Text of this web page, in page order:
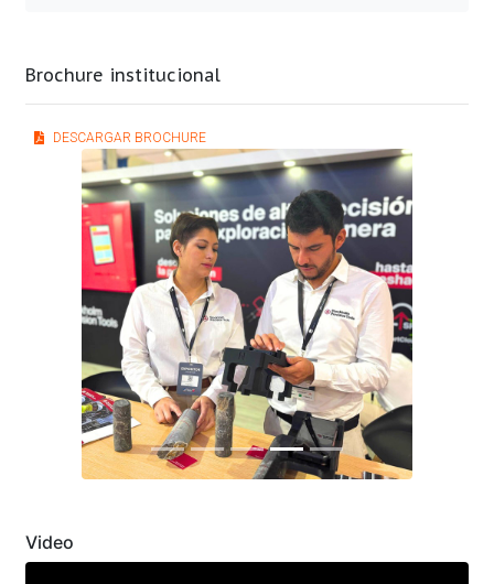
Brochure institucional
DESCARGAR BROCHURE
Previous
Video